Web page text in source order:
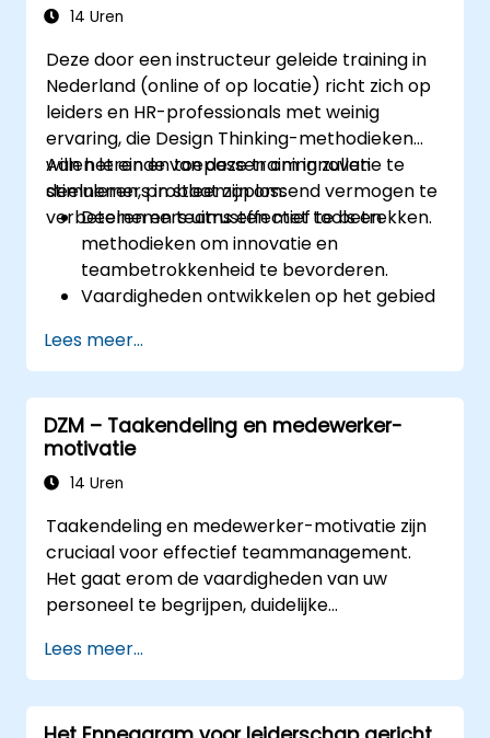
14 Uren
Deze door een instructeur geleide training in
Nederland (online of op locatie) richt zich op
leiders en HR-professionals met weinig
ervaring, die Design Thinking-methodieken
willen leren en toepassen om innovatie te
stimuleren, probleemoplossend vermogen te
verbeteren en teams effectief te betrekken.
Aan het einde van deze training zullen
deelnemers in staat zijn om:
Deelnemers uitrusten met tools en
methodieken om innovatie en
teambetrokkenheid te bevorderen.
Vaardigheden ontwikkelen op het gebied
en prototyping bij het oplossen van
complexe problemen.
De principes van Design Thinking
toepassen in leiderschaps- en HR-
contexten.
Een innovatieve cultuur binnen
Lees meer...
DZM – Taakendeling en medewerker-
motivatie
14 Uren
Taakendeling en medewerker-motivatie zijn
cruciaal voor effectief teammanagement.
Het gaat erom de vaardigheden van uw
personeel te begrijpen, duidelijke
tonen door verantwoordelijkheden toe te
wijzen. Controleer regelmatig op vooruitgang
en geef constructieve feedback om
Lees meer...